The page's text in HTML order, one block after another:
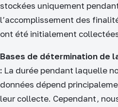
stockées uniquement
l’accomplissement des
ont été initialement
Bases de détermination de
: La durée pendant laquelle
données dépend
leur collecte. Cependant,